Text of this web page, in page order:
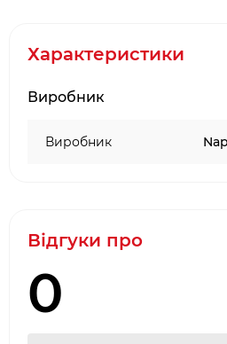
тривалої роботи в коптильні
Характеристики
Виробник
Виробник
Відгуки про
0